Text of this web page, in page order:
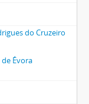
do Cruzeiro
Évora